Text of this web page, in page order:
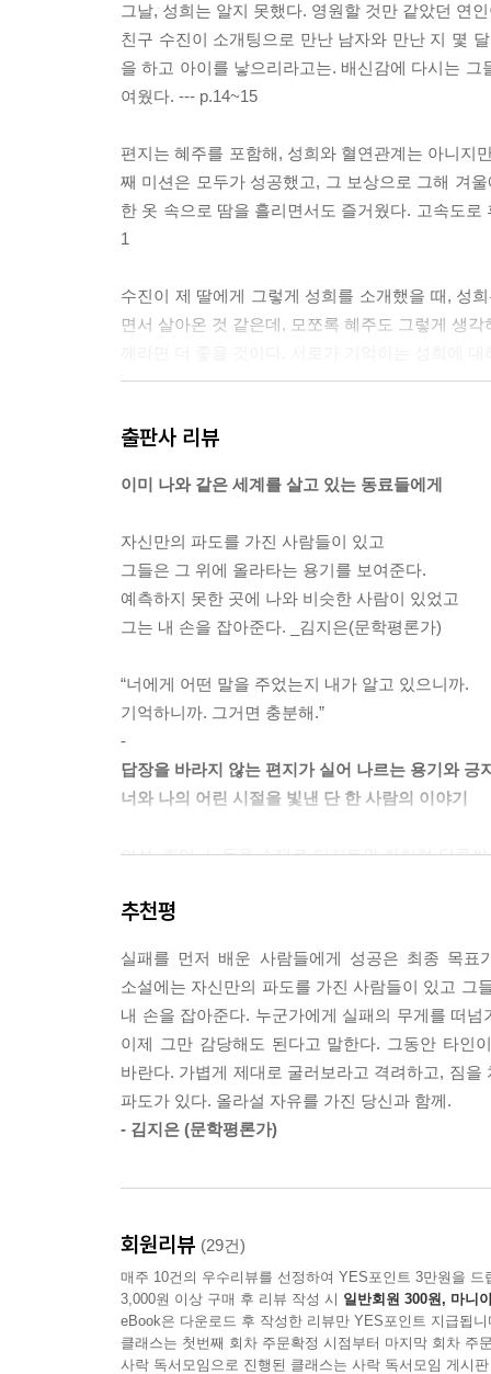
그날, 성희는 알지 못했다. 영원할 것만 같았던 연
친구 수진이 소개팅으로 만난 남자와 만난 지 몇
을 하고 아이를 낳으리라고는. 배신감에 다시는
여웠다. --- p.14~15
편지는 혜주를 포함해, 성희와 혈연관계는 아니지
째 미션은 모두가 성공했고, 그 보상으로 그해 겨
한 옷 속으로 땀을 흘리면서도 즐거웠다. 고속도
1
수진이 제 딸에게 그렇게 성희를 소개했을 때, 성
면서 살아온 것 같은데, 모쪼록 혜주도 그렇게 생
자연스럽게 수영에게는 이모가 된, 이제는 먼 곳
는 것을 증명이라도 하듯이 이모의 편지는 끊어지
성희는 1인실 침대의 머리맡에 작은 사막에서 수
습. 거북에게 빨간 풍선을 매 어주던 날, 성희는
4~75
다는 것처럼. 차라리 어젯밤에 꾼 꿈이 뭐냐고 물
85
어린 시절에 만난 어떤 어른이 보여준 태도가 삶을
태리는 돌잡이에서 한 손으로는 실을, 다른 손으
던 모양이었다. 그 모습이 사진으로 남아 성희는
“원 웨이브, 원 서퍼. 한 파도에 한 사람만 타는 거
루엣이 보였다. 멀리서 보면 나란히 떠 있는 것 같
같은 파도를 타는 게 아니라고. 파도는 혼자 타는
아름은 성희의 미션 편지를 받을 때마다 여기저
--- p.198
출판사 리뷰
이미 나와 같은 세계를 살고 있는 동료들에게
자신만의 파도를 가진 사람들이 있고
그들은 그 위에 올라타는 용기를 보여준다.
예측하지 못한 곳에 나와 비슷한 사람이 있었고
그는 내 손을 잡아준다. _김지은(문학평론가)
“너에게 어떤 말을 주었는지 내가 알고 있으니까.
기억하니까. 그거면 충분해.”
-
답장을 바라지 않는 편지가 실어 나르는 용기와 긍
너와 나의 어린 시절을 빛낸 단 한 사람의 이야기
여성, 퀴어, 노동을 소재로 디저트와 차처럼 달콤
보내고 적절한 보상을 제공하면서, 마치 ‘키다리
‘좋은 이모’가 되고 싶은 성희의 따뜻한 입김과
초대해 장례식 준비와 진행을 맡기며 마지막 미
손을 내밀며 세상의 선의와 연대를 몸소 보여준
이 책에 실린 소설들을 쓰면서 좋은 어른이 되고
나보다 더 어른이 된 내가 지금의 나를 만난다면
하고 싶은 말이 떠올랐다. 그 말을 성희 이모가 자
마지막 미션 편지를 받는데, 미션의 내용은 바로
앨리스〉, 〈작은 아씨들〉, 〈빨간 머리 앤〉
조카로서, 성희의 바람을 들어주기 위해 머리를
있을까?
추천평
실패를 먼저 배운 사람들에게 성공은 최종 목
소설에는 자신만의 파도를 가진 사람들이 있고 그
내 손을 잡아준다. 누군가에게 실패의 무게를 떠
이제 그만 감당해도 된다고 말한다. 그동안 타인
바란다. 가볍게 제대로 굴러보라고 격려하고, 짐
파도가 있다. 올라설 자유를 가진 당신과 함께.
- 김지은 (문학평론가)
회원리뷰 (29건)
매주 10건의 우수리뷰를 선정하여 YES포인트 3만원을 드
3,000원 이상 구매 후 리뷰 작성 시 일반회원 300원, 마니
eBook은 다운로드 후 작성한 리뷰만 YES포인트 지급됩니
클래스는 첫번째 회차 주문확정 시점부터 마지막 회차 주
사락 독서모임으로 진행된 클래스는 사락 독서모임 게시